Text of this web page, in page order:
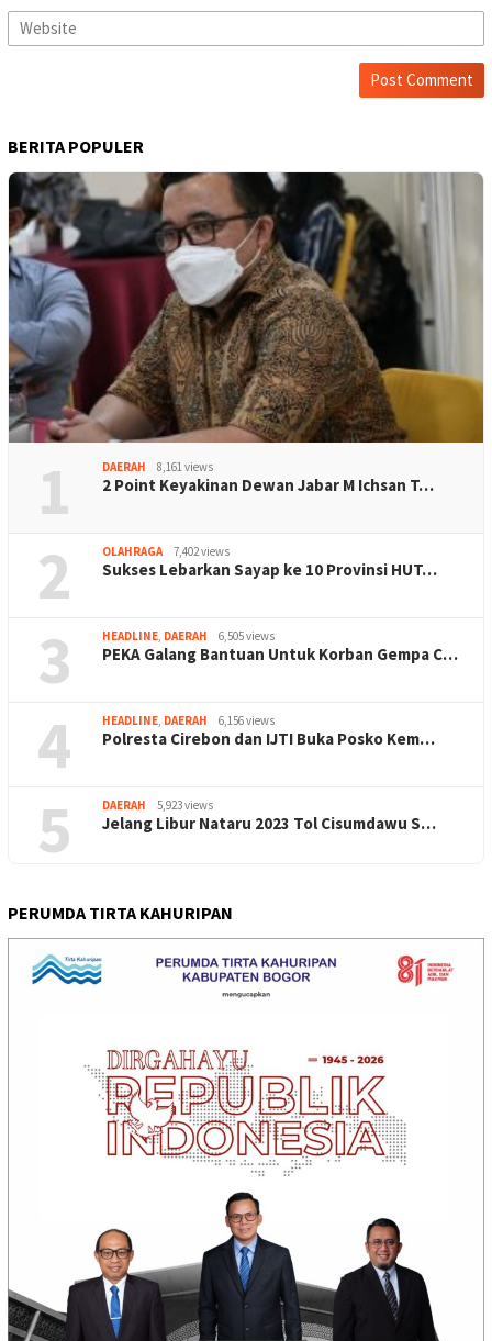
BERITA POPULER
1 DAERAH 8,161 views
2 Point Keyakinan Dewan Jabar M Ichsan T…
2 OLAHRAGA 7,402 views
Sukses Lebarkan Sayap ke 10 Provinsi HUT…
3 HEADLINE, DAERAH 6,505 views
PEKA Galang Bantuan Untuk Korban Gempa C…
4 HEADLINE, DAERAH 6,156 views
Polresta Cirebon dan IJTI Buka Posko Kem…
5 DAERAH 5,923 views
Jelang Libur Nataru 2023 Tol Cisumdawu S…
PERUMDA TIRTA KAHURIPAN